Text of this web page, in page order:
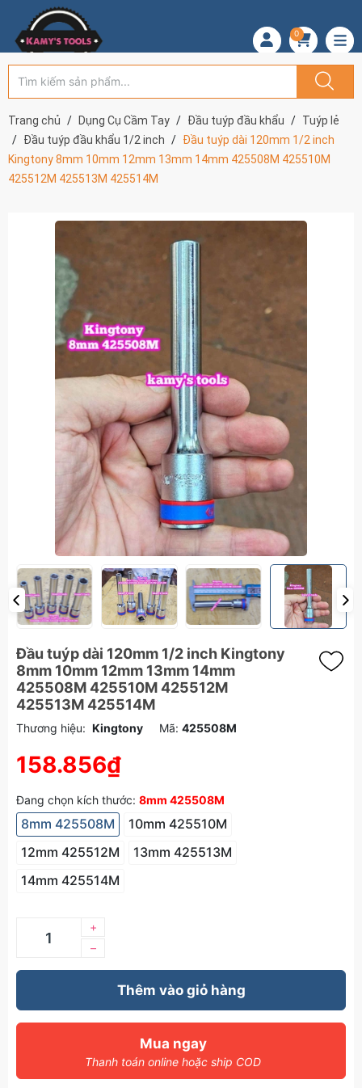
0
Trang chủ Dụng Cụ Cầm Tay Đầu tuýp đầu khẩu
Tuýp lẻ
Đầu tuýp đầu khẩu 1/2 inch
Đầu tuýp dài 120mm 1/2 inch
Kingtony 8mm 10mm 12mm 13mm 14mm 425508M 425510M
425512M 425513M 425514M
Đầu tuýp dài 120mm 1/2 inch Kingtony
8mm 10mm 12mm 13mm 14mm
425508M 425510M 425512M
425513M 425514M
Thương hiệu: Kingtony Mã: 425508M
158.856₫
Đang chọn kích thước: 8mm 425508M
8mm 425508M
10mm 425510M
12mm 425512M
13mm 425513M
14mm 425514M
–
+
Thêm vào giỏ hàng
Mua ngay
Thanh toán online hoặc ship COD